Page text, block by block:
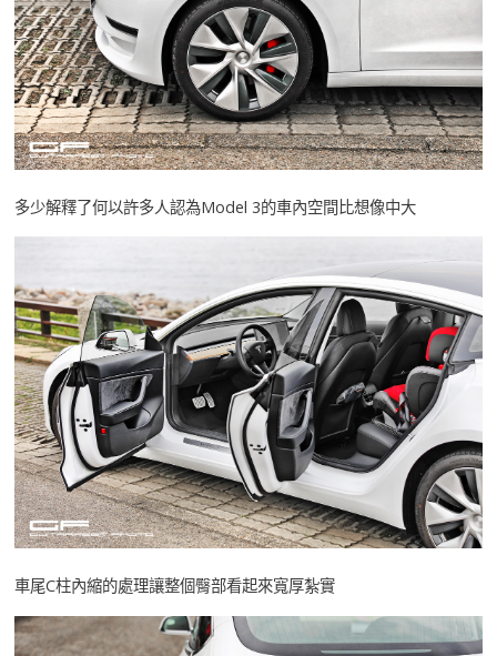
多少解釋了何以許多人認為Model 3的車內空間比想像中大
車尾C柱內縮的處理讓整個臀部看起來寬厚紮實